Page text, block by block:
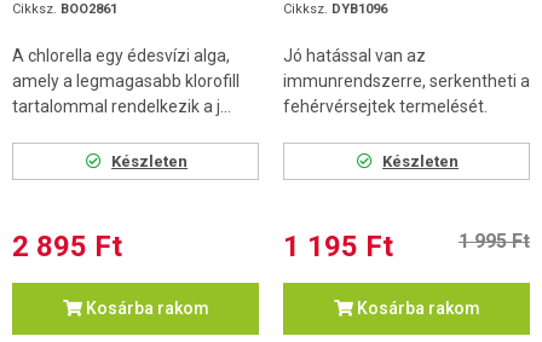
Cikksz. BOO2861
A chlorella egy édesvízi alga,
amely a legmagasabb klorofill
tartalommal rendelkezik a j...
Készleten
2 895 Ft
Kosárba rakom
Cikksz. DYB1096
Jó hatással van az
immunrendszerre, serkentheti a
fehérvérsejtek termelését.
Készleten
1 195 Ft 1 995 Ft
Kosárba rakom